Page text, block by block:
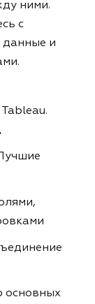
ними.
с
данные и
основных